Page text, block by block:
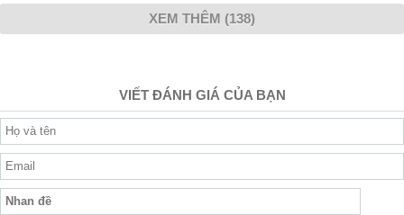
XEM THÊM (138)
VIẾT ĐÁNH GIÁ CỦA BẠN